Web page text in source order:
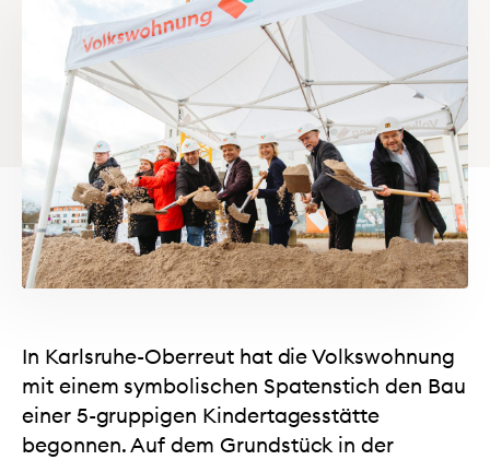
In Karlsruhe-Oberreut hat die Volkswohnung
mit einem symbolischen Spatenstich den Bau
einer 5-gruppigen Kindertagesstätte
begonnen. Auf dem Grundstück in der